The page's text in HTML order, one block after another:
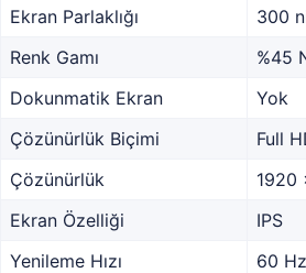
Ekran Parlaklığı
300
Renk Gamı
%45
Dokunmatik Ekran
Yok
Çözünürlük Biçimi
Full
Çözünürlük
1920
Ekran Özelliği
IPS
Yenileme Hızı
60 Hz